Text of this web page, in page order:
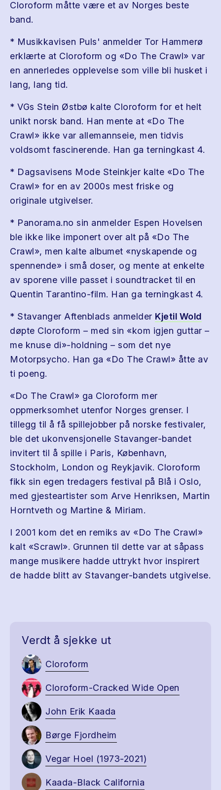
Cloroform måtte være et av Norges beste
band.
* Musikkavisen Puls' anmelder Tor Hammerø
erklærte at Cloroform og «Do The Crawl» var
en annerledes opplevelse som ville bli husket i
lang, lang tid.
* VGs Stein Østbø kalte Cloroform for et helt
unikt norsk band. Han mente at «Do The
Crawl» ikke var allemannseie, men tidvis
voldsomt fascinerende. Han ga terningkast 4.
* Dagsavisens Mode Steinkjer kalte «Do The
Crawl» for en av 2000s mest friske og
originale utgivelser.
* Panorama.no sin anmelder Espen Hovelsen
ble ikke like imponert over alt på «Do The
Crawl», men kalte albumet «nyskapende og
spennende» i små doser, og mente at enkelte
av sporene ville passet i soundtracket til en
Quentin Tarantino-film. Han ga terningkast 4.
* Stavanger Aftenblads anmelder Kjetil Wold
døpte Cloroform – med sin «kom igjen guttar –
me knuse di»-holdning – som det nye
Motorpsycho. Han ga «Do The Crawl» åtte av
ti poeng.
«Do The Crawl» ga Cloroform mer
oppmerksomhet utenfor Norges grenser. I
tillegg til å få spillejobber på norske festivaler,
ble det ukonvensjonelle Stavanger-bandet
invitert til å spille i Paris, København,
Stockholm, London og Reykjavik. Cloroform
fikk sin egen tredagers festival på Blå i Oslo,
med gjesteartister som Arve Henriksen, Martin
Horntveth og Martine & Miriam.
I 2001 kom det en remiks av «Do The Crawl»
kalt «Scrawl». Grunnen til dette var at såpass
mange musikere hadde uttrykt hvor inspirert
de hadde blitt av Stavanger-bandets utgivelse.
Verdt å sjekke ut
Cloroform
Cloroform-Cracked Wide Open
John Erik Kaada
Børge Fjordheim
Vegar Hoel (1973-2021)
Kaada-Black California